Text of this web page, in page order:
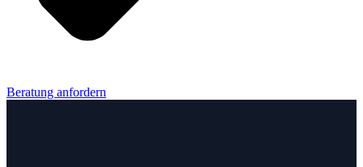
Beratung anfordern